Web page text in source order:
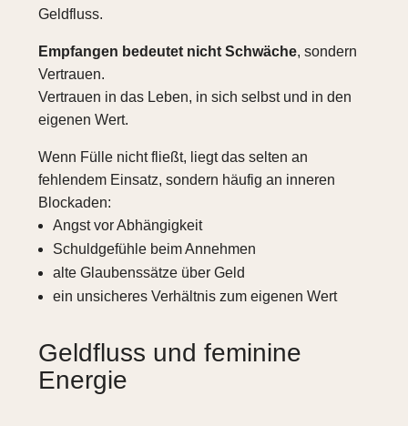
Geldfluss.
Empfangen bedeutet nicht Schwäche, sondern
Vertrauen.
Vertrauen in das Leben, in sich selbst und in den
eigenen Wert.
Wenn Fülle nicht fließt, liegt das selten an
fehlendem Einsatz, sondern häufig an inneren
Blockaden:
Angst vor Abhängigkeit
Schuldgefühle beim Annehmen
alte Glaubenssätze über Geld
ein unsicheres Verhältnis zum eigenen Wert
Geldfluss und feminine
Energie